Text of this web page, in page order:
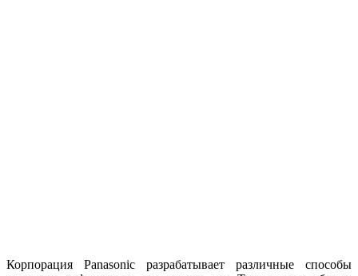
Корпорация Panasonic разрабатывает различные способы